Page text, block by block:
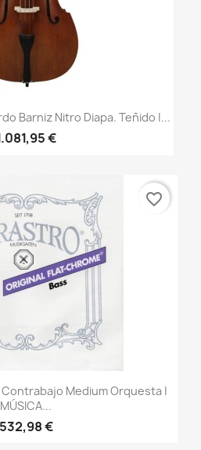
Barniz Nitro Diapa. Teñido |...
€
Medium Orquesta |
MÚSICA...
532,98 €
favorite_border